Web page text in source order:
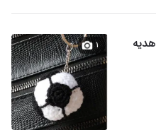
جا کلیدی توپ فوتبال دست‌بافت هدیه
۱